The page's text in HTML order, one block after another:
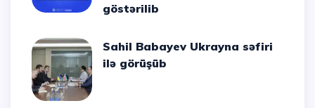
göstərilib
Sahil Babayev Ukrayna səfiri
ilə görüşüb